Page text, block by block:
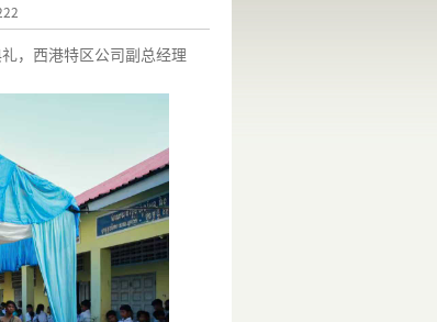
，西港特区公司副总经理